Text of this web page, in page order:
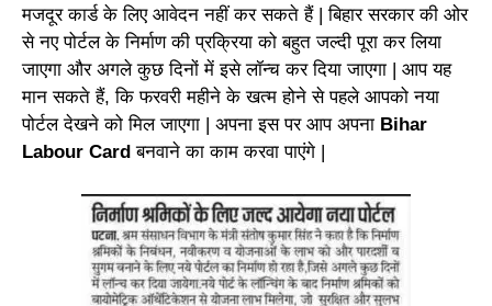
मजदूर कार्ड के लिए आवेदन नहीं कर सकते हैं | बिहार सरकार की ओर
से नए पोर्टल के निर्माण की प्रक्रिया को बहुत जल्दी पूरा कर लिया
जाएगा और अगले कुछ दिनों में इसे लॉन्च कर दिया जाएगा | आप यह
मान सकते हैं, कि फरवरी महीने के खत्म होने से पहले आपको नया
पोर्टल देखने को मिल जाएगा | अपना इस पर आप अपना Bihar
Labour Cardबनवाने का काम करवा पाएंगे |